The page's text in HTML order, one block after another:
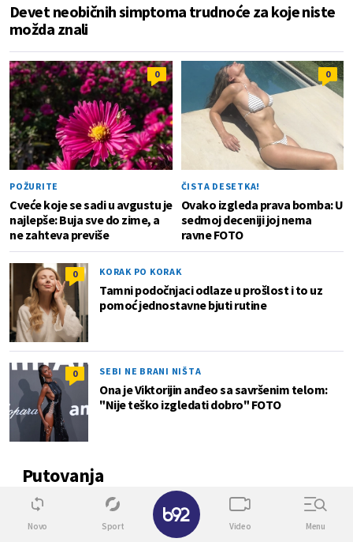
Devet neobičnih simptoma trudnoće za koje niste
možda znali
0
POŽURITE
Cveće koje se sadi u avgustu je
najlepše: Buja sve do zime, a
ne zahteva previše
0
ČISTA DESETKA!
Ovako izgleda prava bomba: U
sedmoj deceniji joj nema
ravne FOTO
0 KORAK PO KORAK
Tamni podočnjaci odlaze u prošlost i to uz
pomoć jednostavne bjuti rutine
0 SEBI NE BRANI NIŠTA
Ona je Viktorijin anđeo sa savršenim telom:
"Nije teško izgledati dobro" FOTO
Putovanja
0
Novo Sport Video Menu
✕